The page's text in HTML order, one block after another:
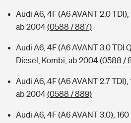
Audi A6, 4F (A6 AVANT 2.0 TDI),
ab 2004(0588 / 887)
Audi A6, 4F (A6 AVANT 3.0 TDI
Diesel, Kombi, ab 2004(0588 /
Audi A6, 4F (A6 AVANT 2.7 TDI),
ab 2004(0588 / 889)
Audi A6, 4F (A6 AVANT 3.0),